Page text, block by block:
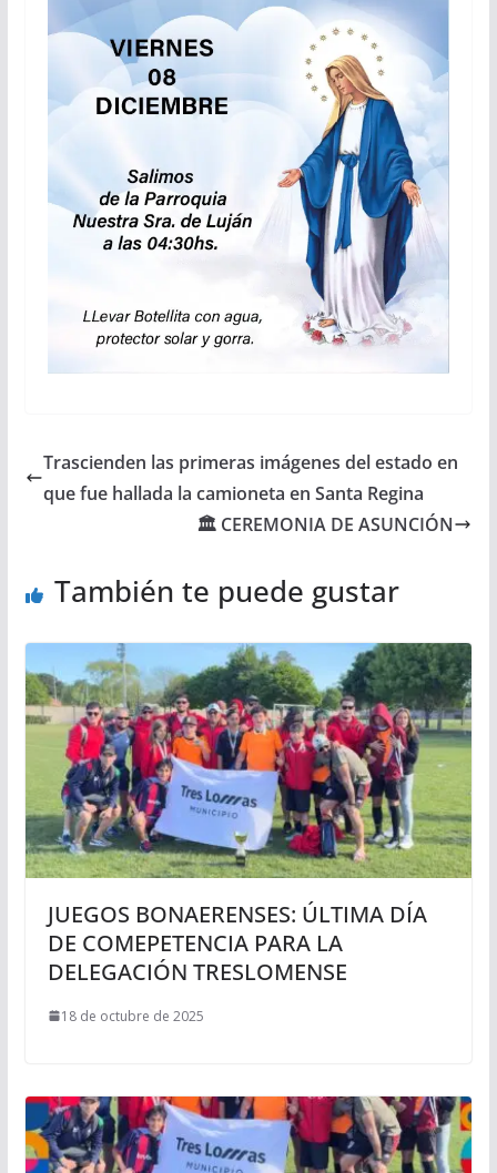
Trascienden las primeras imágenes del estado en
que fue hallada la camioneta en Santa Regina
🏛 CEREMONIA DE ASUNCIÓN
También te puede gustar
JUEGOS BONAERENSES: ÚLTIMA DÍA
DE COMEPETENCIA PARA LA
DELEGACIÓN TRESLOMENSE
18 de octubre de 2025